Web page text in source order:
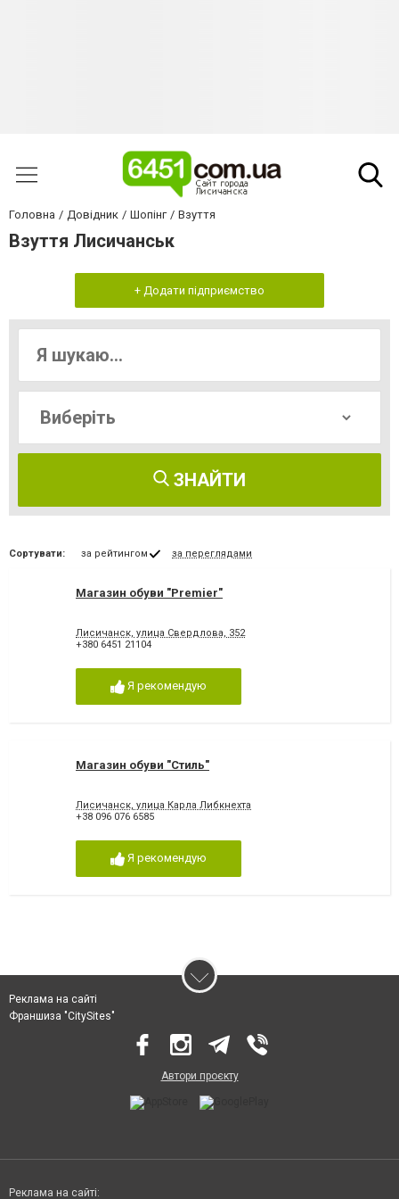
Головна Довідник Шопінг Взуття
Взуття Лисичанськ
+ Додати підприємство
ЗНАЙТИ
Сортувати: за рейтингом за переглядами
Магазин обуви "Premier"
Лисичанск, улица Свердлова, 352
+380 6451 21104
Я рекомендую
Магазин обуви "Стиль"
Лисичанск, улица Карла Либкнехта
+38 096 076 6585
Я рекомендую
Реклама на сайті
Франшиза "CitySites"
Автори проєкту
Реклама на сайті: